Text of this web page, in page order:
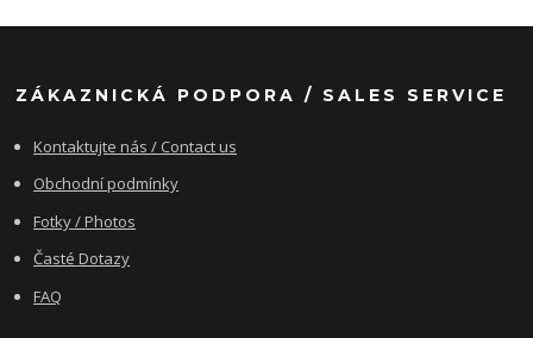
ZÁKAZNICKÁ PODPORA / SALES SERVICE
Kontaktujte nás / Contact us
Obchodní podmínky
Fotky / Photos
Časté Dotazy
FAQ